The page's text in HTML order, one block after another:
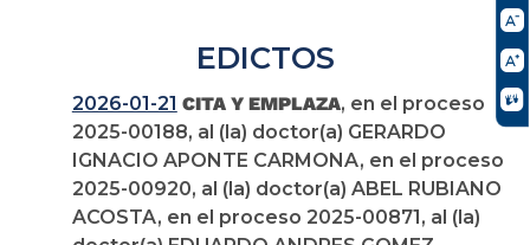
EDICTOS
2026-01-21 CITA Y EMPLAZA, en el proceso
2025-00188, al (la) doctor(a) GERARDO
IGNACIO APONTE CARMONA, en el proceso
2025-00920, al (la) doctor(a) ABEL RUBIANO
ACOSTA, en el proceso 2025-00871, al (la)